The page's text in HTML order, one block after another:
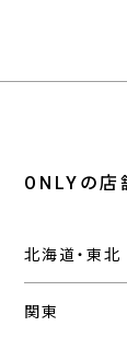
ONLYの店
北海道・東北
関東